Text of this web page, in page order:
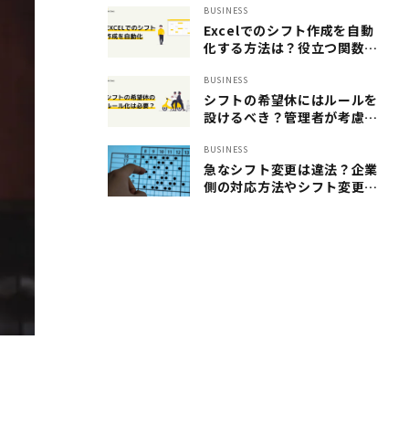
BUSINESS
Excelでのシフト作成を自動
化する方法は？役立つ関数と
BUSINESS
シフトの希望休にはルールを
設けるべき？管理者が考慮し
BUSINESS
急なシフト変更は違法？企業
側の対応方法やシフト変更す